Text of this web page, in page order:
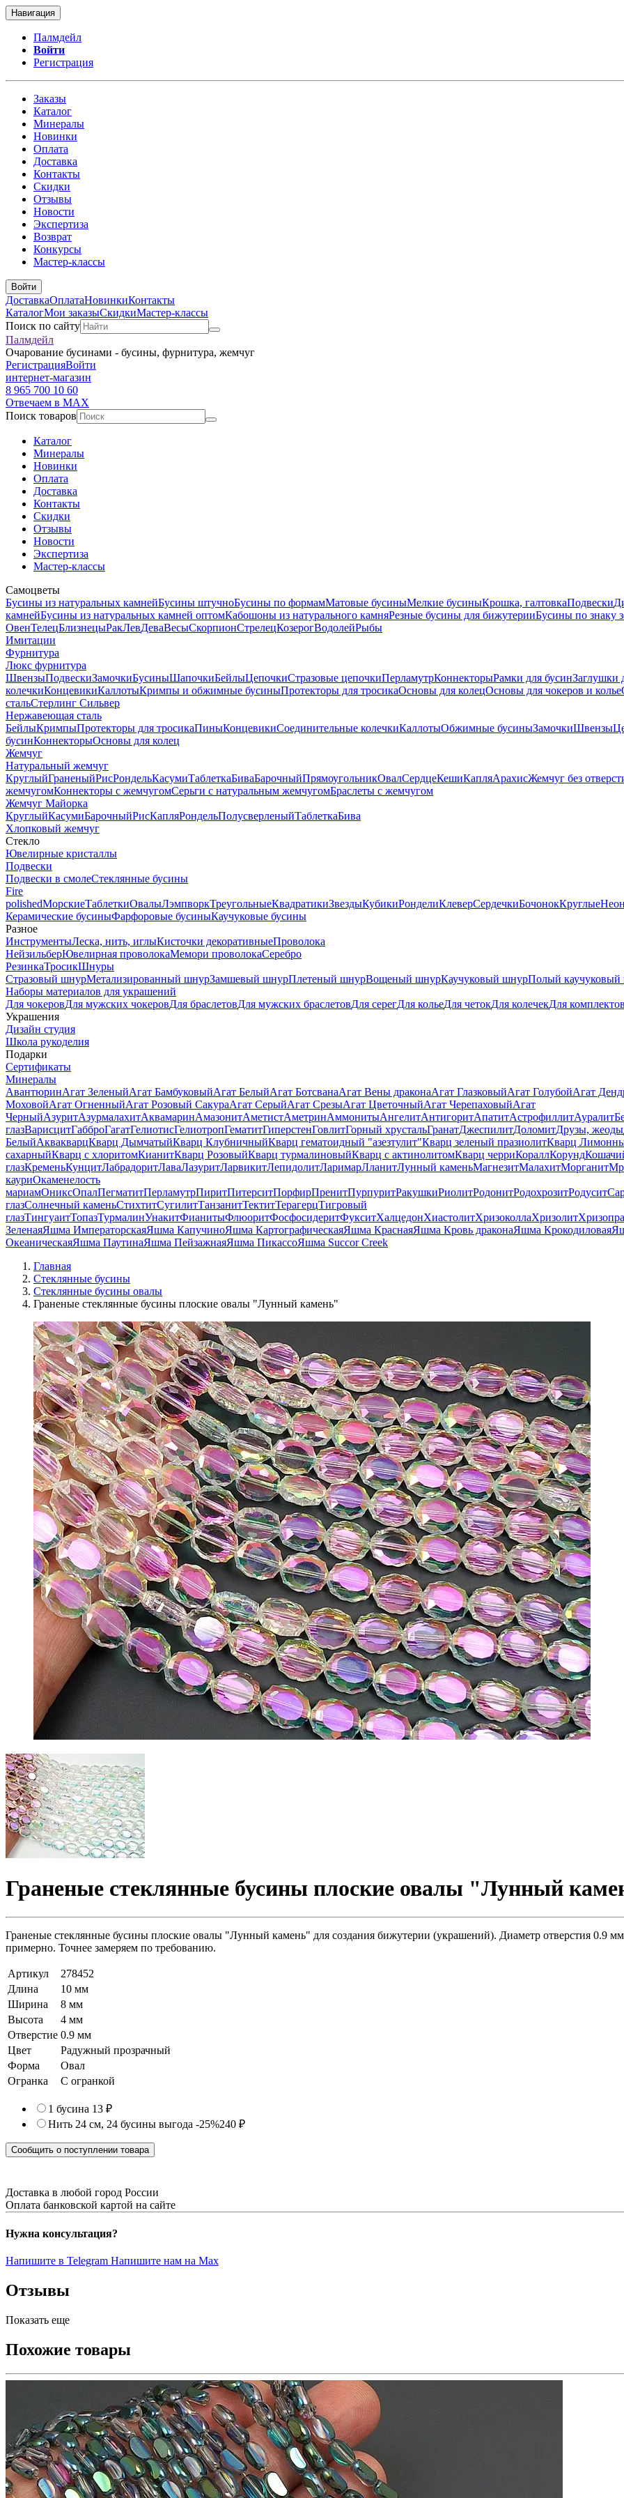
Навигация
Палмдейл
Войти
Регистрация
Заказы
Каталог
Минералы
Новинки
Оплата
Доставка
Контакты
Скидки
Отзывы
Новости
Экспертиза
Возврат
Конкурсы
Мастер-классы
Войти
ДоставкаОплатаНовинкиКонтакты
КаталогМои заказыСкидкиМастер-классы
Поиск по сайту
Палмдейл
Очарование бусинами - бусины, фурнитура, жемчуг
РегистрацияВойти
интернет-магазин
8 965 700 10 60
Отвечаем в MAX
Поиск товаров
Каталог
Минералы
Новинки
Оплата
Доставка
Контакты
Скидки
Отзывы
Новости
Экспертиза
Мастер-классы
Самоцветы
Бусины из натуральных камнейБусины штучноБусины по формамМатовые бусиныМелкие бусиныКрошка, галтовкаПодвески
камнейБусины из натуральных камней оптомКабошоны из натурального камняРезные бусины для бижутерииБусины по знаку
ОвенТелецБлизнецыРакЛевДеваВесыСкорпионСтрелецКозерогВодолейРыбы
Имитации
Фурнитура
Люкс фурнитура
ШвензыПодвескиЗамочкиБусиныШапочкиБейлыЦепочкиСтразовые цепочкиПерламутрКоннекторыРамки для бусинЗаглушки
колечкиКонцевикиКаллотыКримпы и обжимные бусиныПротекторы для тросикаОсновы для колецОсновы для чокеров и колье
стальСтерлинг Сильвер
Нержавеющая сталь
БейлыКримпыПротекторы для тросикаПиныКонцевикиСоединительные колечкиКаллотыОбжимные бусиныЗамочкиШвензы
бусинКоннекторыОсновы для колец
Жемчуг
Натуральный жемчуг
КруглыйГраненыйРисРондельКасумиТаблеткаБиваБарочныйПрямоугольникОвалСердцеКешиКапляАрахисЖемчуг без
жемчугомКоннекторы с жемчугомСерьги с натуральным жемчугомБраслеты с жемчугом
Жемчуг Майорка
КруглыйКасумиБарочныйРисКапляРондельПолусверленыйТаблеткаБива
Хлопковый жемчуг
Стекло
Ювелирные кристаллы
Подвески
Подвески в смолеСтеклянные бусины
Fire
polishedМорскиеТаблеткиОвалыЛэмпворкТреугольныеКвадратикиЗвездыКубикиРонделиКлеверСердечкиБочонокКруглые
Керамические бусиныФарфоровые бусиныКаучуковые бусины
Разное
ИнструментыЛеска, нить, иглыКисточки декоративныеПроволока
НейзильберЮвелирная проволокаМемори проволокаСеребро
РезинкаТросикШнуры
Стразовый шнурМетализированный шнурЗамшевый шнурПлетеный шнурВощеный шнурКаучуковый шнурПолый
Наборы материалов для украшений
Для чокеровДля мужских чокеровДля браслетовДля мужских браслетовДля серегДля кольеДля четокДля колечекДля
Украшения
Дизайн студия
Школа рукоделия
Подарки
Сертификаты
Минералы
АвантюринАгат ЗеленыйАгат БамбуковыйАгат БелыйАгат БотсванаАгат Вены драконаАгат ГлазковыйАгат ГолубойАгат
МоховойАгат ОгненныйАгат Розовый СакураАгат СерыйАгат СрезыАгат ЦветочныйАгат ЧерепаховыйАгат
ЧерныйАзуритАзурмалахитАквамаринАмазонитАметистАметринАммонитыАнгелитАнтигоритАпатитАстрофиллитАуралит
глазВарисцитГабброГагатГелиотисГелиотропГематитГиперстенГовлитГорный хрустальГранатДжеспилитДоломитДрузы, жеоды
БелыйАквакварцКварц ДымчатыйКварц КлубничныйКварц гематоидный "азезтулит"Кварц зеленый празиолитКварц
сахарныйКварц с хлоритомКианитКварц РозовыйКварц турмалиновыйКварц с актинолитомКварц черриКораллКорунд
глазКременьКунцитЛабрадоритЛаваЛазуритЛарвикитЛепидолитЛаримарЛланитЛунный каменьМагнезитМалахитМорганит
кауриОкаменелость
мариамОниксОпалПегматитПерламутрПиритПитерситПорфирПренитПурпуритРакушкиРиолитРодонитРодохрозитРодусит
глазСолнечный каменьСтихтитСугилитТанзанитТектитТерагерцТигровый
глазТингуаитТопазТурмалинУнакитФианитыФлюоритФосфосидеритФукситХалцедонХиастолитХризоколлаХризолит
ЗеленаяЯшма ИмператорскаяЯшма КапучиноЯшма КартографическаяЯшма КраснаяЯшма Кровь драконаЯшма Крокодиловая
ОкеаническаяЯшма ПаутинаЯшма ПейзажнаяЯшма ПикассоЯшма Succor Creek
Главная
Стеклянные бусины
Стеклянные бусины овалы
Граненые стеклянные бусины плоские овалы "Лунный камень"
Граненые стеклянные бусины плоские овалы "Лунный
Граненые стеклянные бусины плоские овалы "Лунный камень" для создания бижутерии (украшений). Диаметр отверстия 0.9
примерно. Точнее замеряем по требованию.
Артикул
278452
Длина
10 мм
Ширина
8 мм
Высота
4 мм
Отверстие 0.9 мм
Цвет
Радужный прозрачный
Форма
Овал
Огранка
С огранкой
1 бусина 13 ₽
Нить 24 см, 24 бусины выгода -25%240 ₽
Сообщить о поступлении товара
Доставка в любой город России
Оплата банковской картой на сайте
Нужна консультация?
Напишите в Telegram Напишите нам на Max
Отзывы
Показать еще
Похожие товары